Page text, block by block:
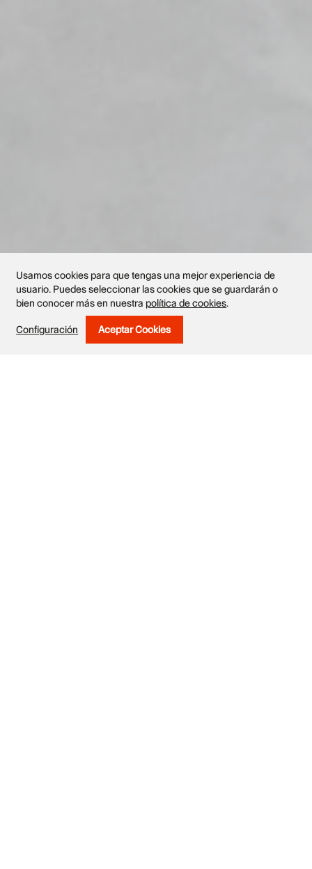
Obras
Usamos cookies para que tengas una mejor experiencia de
usuario. Puedes seleccionar las cookies que se guardarán o
bien conocer más en nuestra política de cookies.
Configuración Aceptar Cookies